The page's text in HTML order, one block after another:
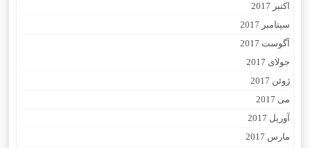
اکتبر 2017
سپتامبر 2017
آگوست 2017
جولای 2017
ژوئن 2017
می 2017
آوریل 2017
مارس 2017